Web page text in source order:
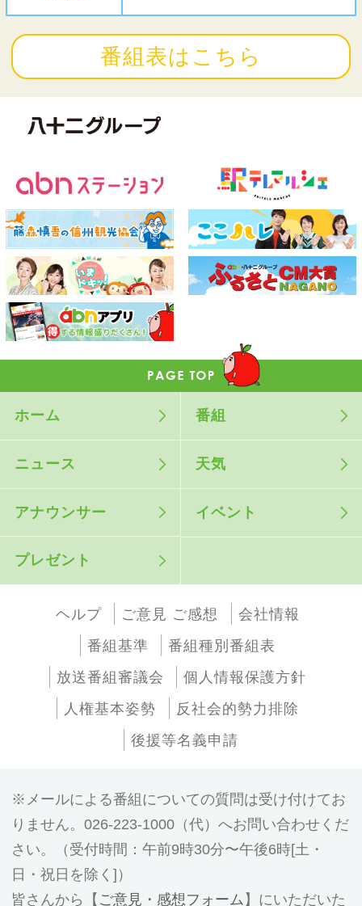
番組表はこちら
ホーム 番組
ニュース 天気
アナウンサー イベント
プレゼント
ヘルプ ご意見 ご感想
会社情報
番組基準
番組種別番組表
放送番組審議会
個人情報保護方針
人権基本姿勢
反社会的勢力排除
後援等名義申請
メールによる番組についての質問は受け付けてお
りません。026-223-1000（代）へお問い合わせくだ
さい。（受付時間：午前9時30分〜午後6時[土・
日・祝日を除く]）
皆さんから【 ご意見・感想フォーム 】にいただいた